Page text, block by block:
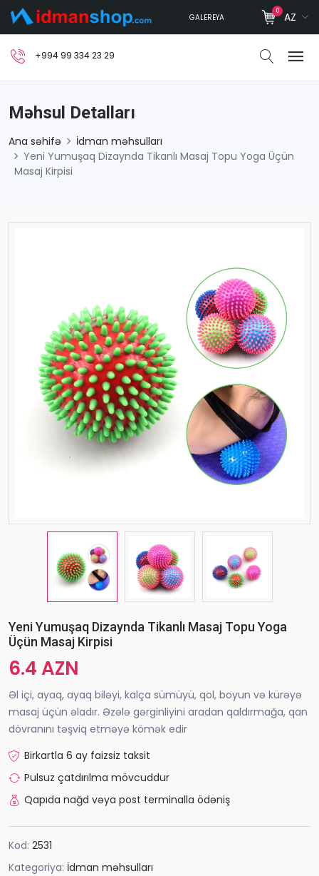
GALEREYA
0 AZ
+994 99 334 23 29
Məhsul Detalları
Ana səhifə
İdman məhsulları
Yeni Yumuşaq Dizaynda Tikanlı Masaj Topu Yoga Üçün
Masaj Kirpisi
Yeni Yumuşaq Dizaynda Tikanlı Masaj Topu Yoga
Üçün Masaj Kirpisi
6.4 AZN
Əl içi, ayaq, ayaq biləyi, kalça sümüyü, qol, boyun və kürəyə
masaj üçün əladır. Əzələ gərginliyini aradan qaldırmağa, qan
dövranını təşviq etməyə kömək edir
Birkartla 6 ay faizsiz taksit
Pulsuz çatdırılma mövcuddur
Qapıda nağd vəya post terminalla ödəniş
Kod: 2531
Kategoriya: İdman məhsulları